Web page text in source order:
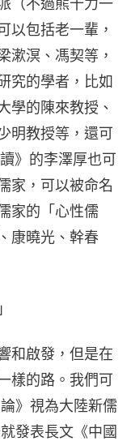
以包括老一輩，
漱溟、馮契等，
究的學者，比如
學的陳來教授、
明教授等，還可
》的李澤厚也可
家，可以被命名
家的「心性儒
康曉光、幹春
和啟發，但是在
樣的路。我們可
》視為大陸新儒
發表長文《中國